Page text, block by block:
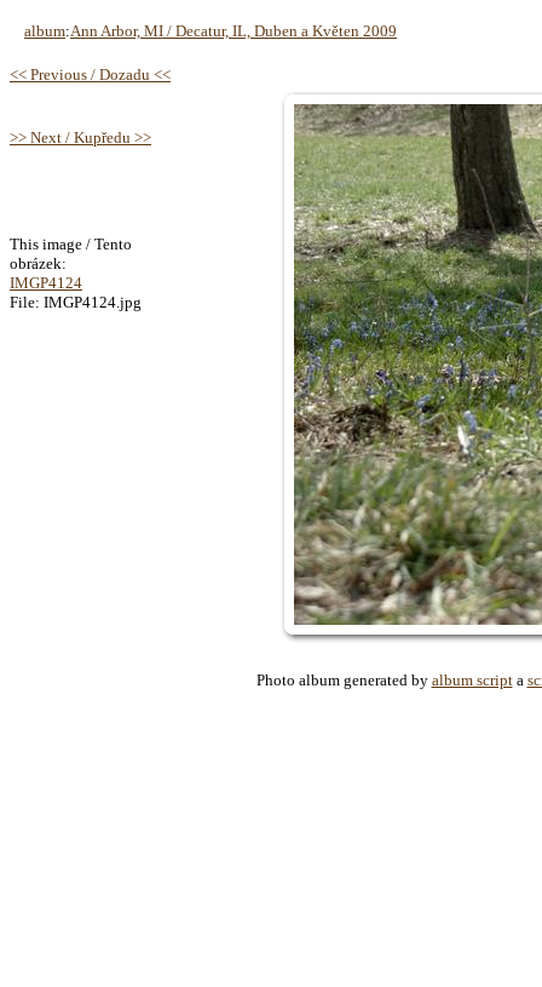
album:Ann Arbor, MI / Decatur, IL, Duben a Květen 2009
<< Previous / Dozadu <<
>> Next / Kupředu >>
This image / Tento
obrázek:
IMGP4124
File: IMGP4124.jpg
Photo album generated by album scripta